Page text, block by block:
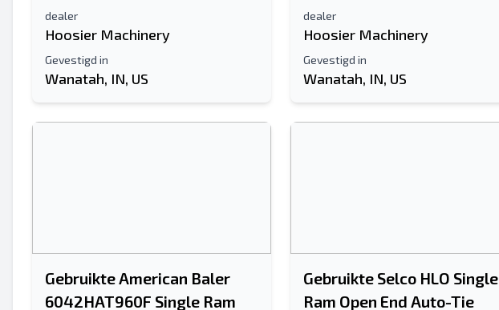
dealer
Hoosier Machinery
Gevestigd in
Wanatah, IN, US
dealer
Hoosier Machinery
Gevestigd in
Wanatah, IN, US
Gebruikte American Baler
6042HAT960F Single Ram
Gebruikte Selco HLO Single
Ram Open End Auto-Tie